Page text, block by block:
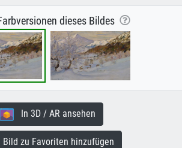
dieses Bildes
In 3D / AR ansehen
zu Favoriten hinzufügen